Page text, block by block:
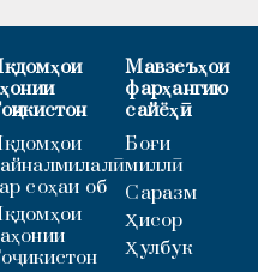
соҳаи об
Мавзеъҳои
фарҳангию
сайёҳӣ
Боғи
миллӣ
Саразм
Ҳисор
Ҳулбук